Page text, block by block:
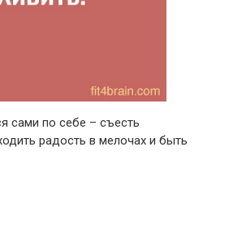
сами по себе – съесть
радость в мелочах и быть